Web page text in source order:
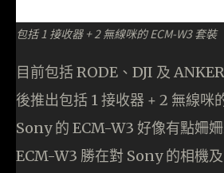
包括 1 接收器 + 2 無線咪的 ECM-W3 套裝
目前包括 RODE、DJI 及
後推出包括 1 接收器 + 2 無線咪
Sony 的 ECM-W3 好像有點姍
ECM-W3 勝在對 Sony 的相機